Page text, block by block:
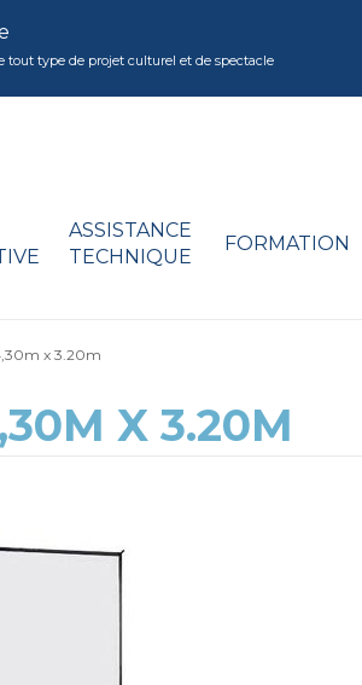
tout type de projet culturel et de spectacle
ASSISTANCE
TECHNIQUE
FORMATION
x 3.20m
X 3.20M